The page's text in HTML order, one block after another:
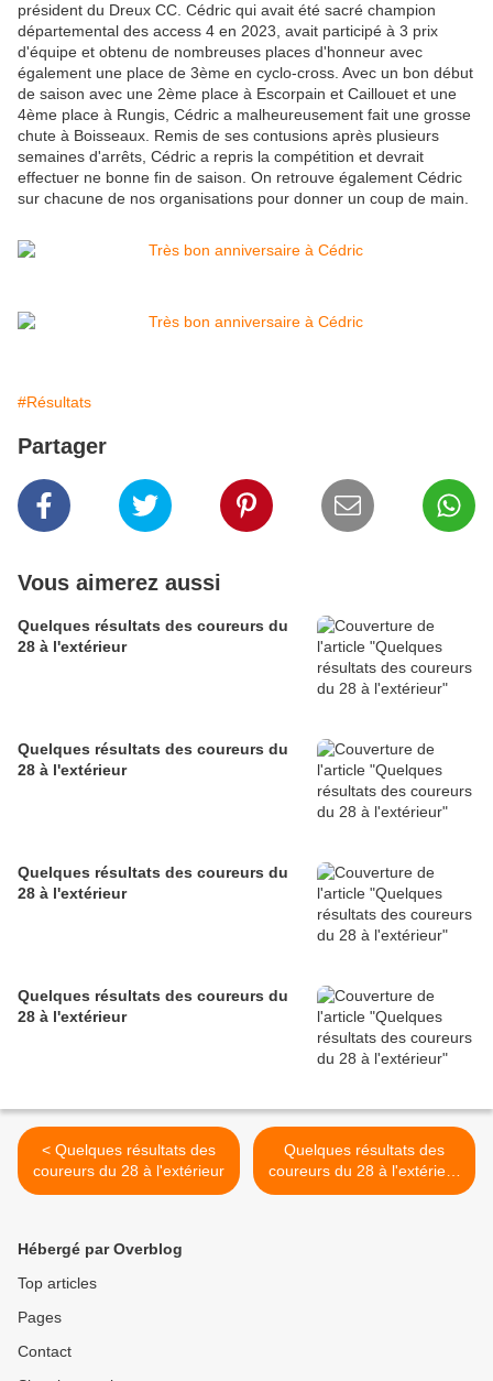
président du Dreux CC. Cédric qui avait été sacré champion
départemental des access 4 en 2023, avait participé à 3 prix
d'équipe et obtenu de nombreuses places d'honneur avec
également une place de 3ème en cyclo-cross. Avec un bon début
de saison avec une 2ème place à Escorpain et Caillouet et une
4ème place à Rungis, Cédric a malheureusement fait une grosse
chute à Boisseaux. Remis de ses contusions après plusieurs
semaines d'arrêts, Cédric a repris la compétition et devrait
effectuer ne bonne fin de saison. On retrouve également Cédric
sur chacune de nos organisations pour donner un coup de main.
#Résultats
Partager
Vous aimerez aussi
Quelques résultats des coureurs du
28 à l'extérieur
Quelques résultats des coureurs du
28 à l'extérieur
Quelques résultats des coureurs du
28 à l'extérieur
Quelques résultats des coureurs du
28 à l'extérieur
< Quelques résultats des
coureurs du 28 à l'extérieur
Quelques résultats des
coureurs du 28 à l'extérieur
>
Hébergé par Overblog
Top articles
Pages
Contact